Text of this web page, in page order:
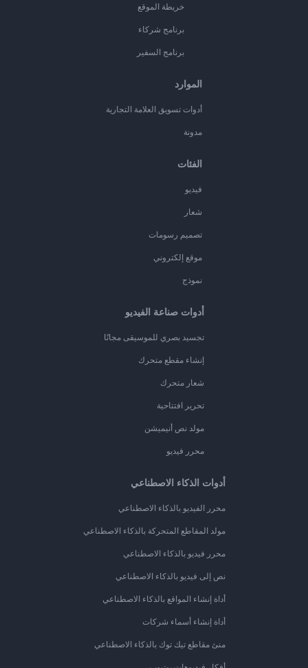
خريطة الموقع
برنامج شركاء
برنامج السفير
الموارد
أدوات تسويق العلامة التجارية
مدونة
الفئات
فيديو
شعار
تصميم رسومات
موقع إلكتروني
نموذج
أدوات صناعة الفيديو
تجسيد بصري للموسيقى مجانًا
إنشاء مقطع متحرك
شعار متحرك
تحرير افتتاحية
مولد نص أنيميشن
محرر فيديو
أدوات الذكاء الاصطناعي
محرر الفيديو بالذكاء الاصطناعي
مولد المقاطع المتحركة بالذكاء الاصطناعي
محرر فيديو بالذكاء الاصطناعي
نص إلى فيديو بالذكاء الاصطناعي
أداة إنشاء المواقع بالذكاء الاصطناعي
أداة إنشاء أسماء شركات
منئ مقاطع تيك توك بالذكاء الاصطناعي